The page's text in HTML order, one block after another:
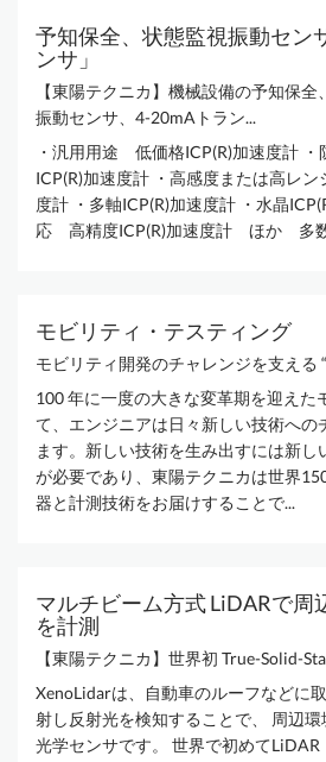
予知保全、状態監視振動セン
ンサ」
【東陽テクニカ】機械設備の予知保
振動センサ、4-20mAトラン...
・汎用用途 低価格ICP(R)加速度計
ICP(R)加速度計 ・高感度または高レ
度計 ・多軸ICP(R)加速度計 ・水晶
応 高精度ICP(R)加速度計 ほか 多
モビリティ・テスティング
モビリティ開発のチャレンジを支える
100 年に一度の大きな変革期を迎えた
て、エンジニアは日々新しい技術への
ます。新しい技術を生み出すには新し
が必要であり、東陽テクニカは世界
器と計測技術をお届けすることで...
マルチビーム方式 LiDARで周
を計測
【東陽テクニカ】世界初 True-Solid-
XenoLidarは、自動車のルーフなどに
射し反射光を検知することで、 周辺
光学センサです。 世界で初めて